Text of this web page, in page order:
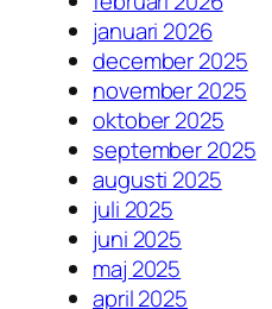
januari 2026
december 2025
november 2025
oktober 2025
september 2025
augusti 2025
juli 2025
juni 2025
maj 2025
april 2025